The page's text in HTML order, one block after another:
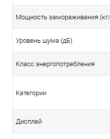
Мощность замораживания
Уровень шума (дБ)
Класс энергопотребления
Категории
Дисплей